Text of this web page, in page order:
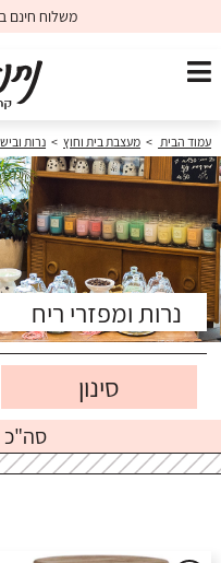
משלוח חינם בקנייה מעל 349 שקלים
עמוד הבית > מעצבת בית וחוץ > נרות
נרות ומפזרי ריח
סינון
סה"כ 217 מוצרים